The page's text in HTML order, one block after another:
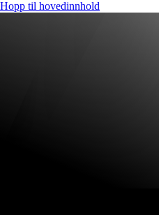
Hopp til hovedinnhold